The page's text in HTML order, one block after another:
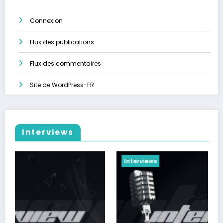
Connexion
Flux des publications
Flux des commentaires
Site de WordPress-FR
Interviews